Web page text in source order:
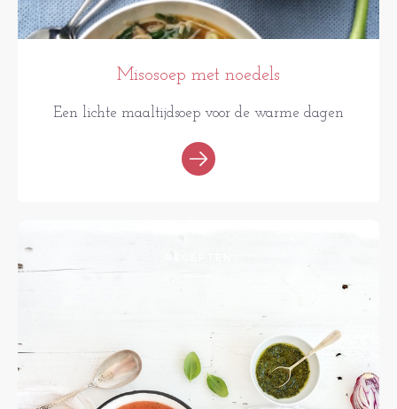
Misosoep met noedels
Een lichte maaltijdsoep voor de warme dagen